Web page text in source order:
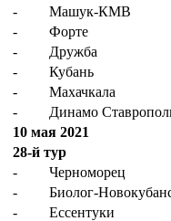
-
Машук-КМВ
-
Форте
-
Дружба
-
Кубань
-
Махачкала
-
Динамо
10 мая 2021
28-й тур
-
Черноморец
-
Биолог-
-
Ессентуки